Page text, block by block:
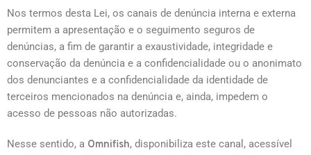
Nos termos desta Lei, os canais de denúncia interna e externa
permitem a apresentação e o seguimento seguros de
denúncias, a fim de garantir a exaustividade, integridade e
conservação da denúncia e a confidencialidade ou o anonimato
dos denunciantes e a confidencialidade da identidade de
terceiros mencionados na denúncia e, ainda, impedem o
acesso de pessoas não autorizadas.
Nesse sentido, a Omnifish, disponibiliza este canal, acessível